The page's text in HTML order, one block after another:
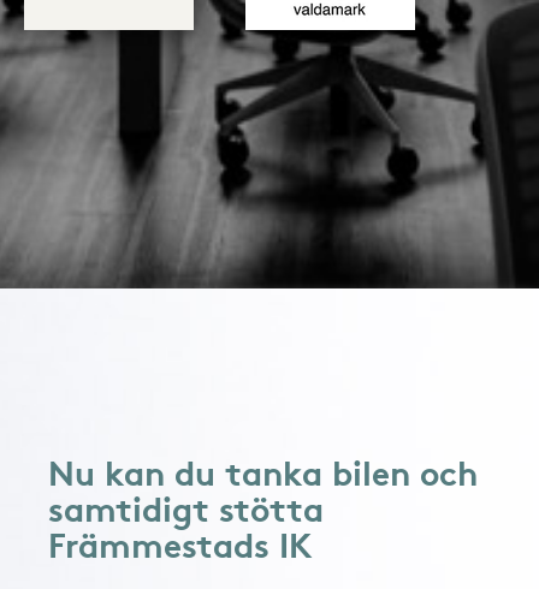
Nu kan du tanka bilen och
samtidigt stötta
Främmestads IK